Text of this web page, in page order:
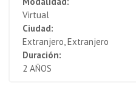
Virtual
Ciudad:
Extranjero, Extranjero
Duración:
2 AÑOS